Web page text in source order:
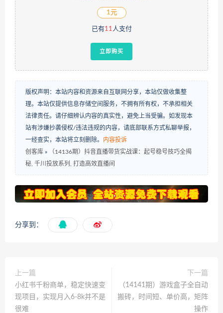
1元
已有 11人支付
立即购买
版权声明：本站内容和资源来自互联网分享，本站仅做收集整
理。本站仅提供信息存储空间服务，不拥有所有权，不承担相关
法律责任。请仔细辨认内容的真实性，避免上当受骗。如发现本
站有涉嫌抄袭侵权/违法违规的内容，请底部联系方式私聊举报，
一经查实，本站将立刻删除。 内容投诉
创客库 »
（14136期）抖音直播带货实战课：起号稳号技巧全揭
秘, 千川投放系列, 打造高效直播间
分享到：
上一篇
小红书千粉商单，稳定快速变
现项目，实现月入6-8k并不是
很难
下一篇
（14141期）游戏盒子全自动
搬砖，时间短、单价高，矩阵
操作